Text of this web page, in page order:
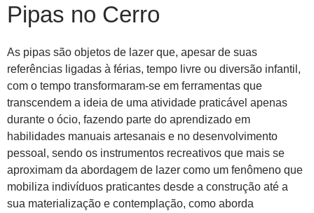
Pipas no Cerro
As pipas são objetos de lazer que, apesar de suas
referências ligadas à férias, tempo livre ou diversão infantil,
com o tempo transformaram-se em ferramentas que
transcendem a ideia de uma atividade praticável apenas
durante o ócio, fazendo parte do aprendizado em
habilidades manuais artesanais e no desenvolvimento
pessoal, sendo os instrumentos recreativos que mais se
aproximam da abordagem de lazer como um fenômeno que
mobiliza indivíduos praticantes desde a construção até a
sua materialização e contemplação, como aborda